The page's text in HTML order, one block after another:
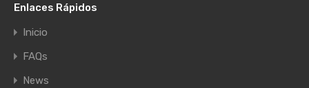
Enlaces Rápidos
Inicio
FAQs
News